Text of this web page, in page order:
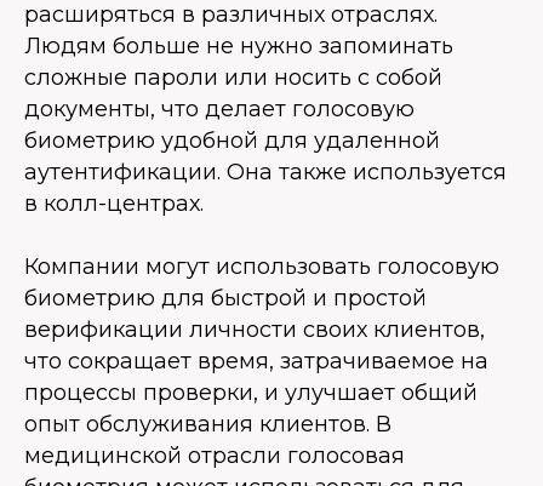
расширяться в различных отраслях.
Людям больше не нужно запоминать
сложные пароли или носить с собой
документы, что делает голосовую
биометрию удобной для удаленной
аутентификации. Она также используется
в колл-центрах.
Компании могут использовать голосовую
биометрию для быстрой и простой
верификации личности своих клиентов,
что сокращает время, затрачиваемое на
процессы проверки, и улучшает общий
опыт обслуживания клиентов. В
медицинской отрасли голосовая